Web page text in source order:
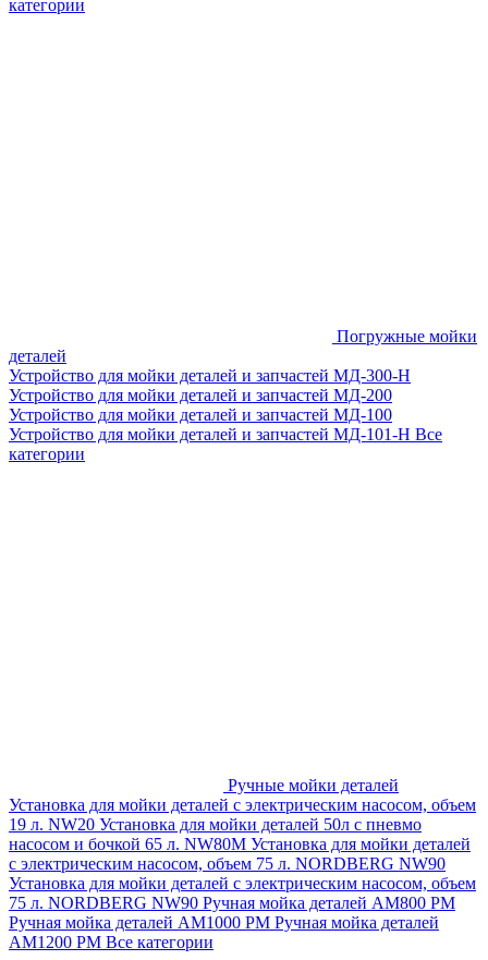
категории
Погружные мойки
деталей
Устройство для мойки деталей и запчастей МД-300-H
Устройство для мойки деталей и запчастей МД-200
Устройство для мойки деталей и запчастей МД-100
Устройство для мойки деталей и запчастей МД-101-Н Все
категории
Ручные мойки деталей
Установка для мойки деталей с электрическим насосом, объем
19 л. NW20 Установка для мойки деталей 50л с пневмо
насосом и бочкой 65 л. NW80M Установка для мойки деталей
с электрическим насосом, объем 75 л. NORDBERG NW90
Установка для мойки деталей с электрическим насосом, объем
75 л. NORDBERG NW90 Ручная мойка деталей АМ800 РМ
Ручная мойка деталей АМ1000 РМ Ручная мойка деталей
АМ1200 РМ Все категории